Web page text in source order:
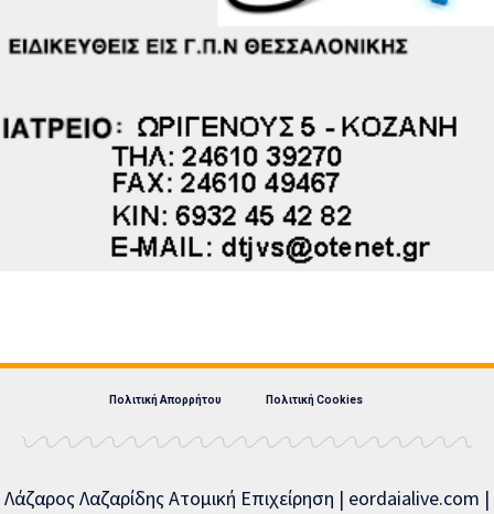
Πολιτική Απορρήτου Πολιτική Cookies
Λάζαρος Λαζαρίδης Ατομική Επιχείρηση | eordaialive.com |